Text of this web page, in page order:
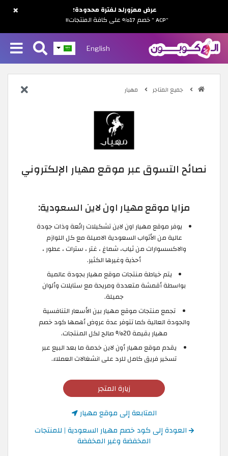
English
جميع المتاجر مهيار
نصائح التسوق عبر موقع مهيار الإلكتروني
مزايا موقع مهيار اون لاين السعودية:
يوفر موقع مهيار اون لاين تشكيلات رائعة وذات جودة
عالية من الأثواب السعودية الاصيلة مع كل اللوازم
والاكسسوارات من ثياب، شماغ ، غتر ، سترات ، عطور ،
أحذية وغيرها الكثير.
يتم خياطة منتجات موقع مهيار بجودة عالمية
بواسطة أقمشة متعددة ومريحة مع ستايلات وألوان
جميلة.
تجمع منتجات موقع مهيار بين الأسعار التنافسية
والجودة العالية كما تتوفر عدة عروض أهمها كود خصم
مهيار بقيمة 20% صالح لكل المنتجات.
يقدم موقع مهيار أون لاين خدمة ما بعد البيع عبر
تسخير فريق كامل للرد على انشغالات العملاء.
زيارة المتجر
المتابعة إلى موقع مهيار
العودة إلى كود خصم مهيار السعودية | للمنتجات
المخفضة وغير المخفضة
×
عرض ممزورلد لفترة محدودة!
"ACP " خصم 17% على كافة المنتجات!!